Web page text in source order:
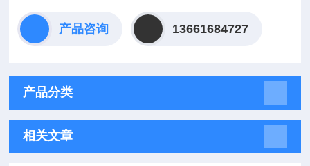
产品咨询 13661684727
产品分类
相关文章